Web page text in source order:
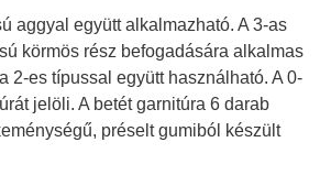
aggyal együtt alkalmazható. A 3-as
körmös rész befogadására alkalmas
2-es típussal együtt használható. A 0-
jelöli. A betét garnitúra 6 darab
préselt gumiból készült